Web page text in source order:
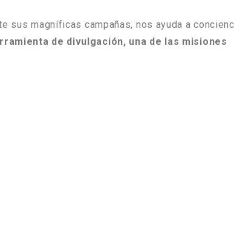
sus magníficas campañas, nos ayuda a
de divulgación, una de las misiones